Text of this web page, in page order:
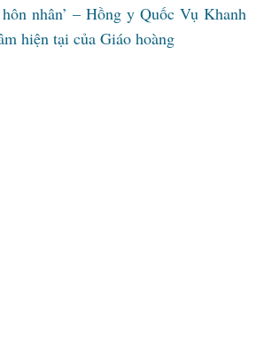
nhân’ – Hồng y Quốc Vụ Khanh
hiện tại của Giáo hoàng